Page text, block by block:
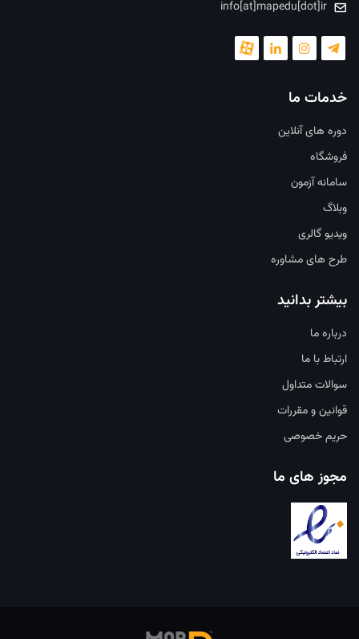
info[at]mapedu[dot]ir
خدمات ما
دوره های آنلاین
فروشگاه
سامانه آزمون
وبلاگ
ویدیو گالری
طرح های مشاوره
بیشتر بدانید
درباره ما
ارتباط با ما
سوالات متداول
قوانین و مقررات
حریم خصوصی
مجوز های ما